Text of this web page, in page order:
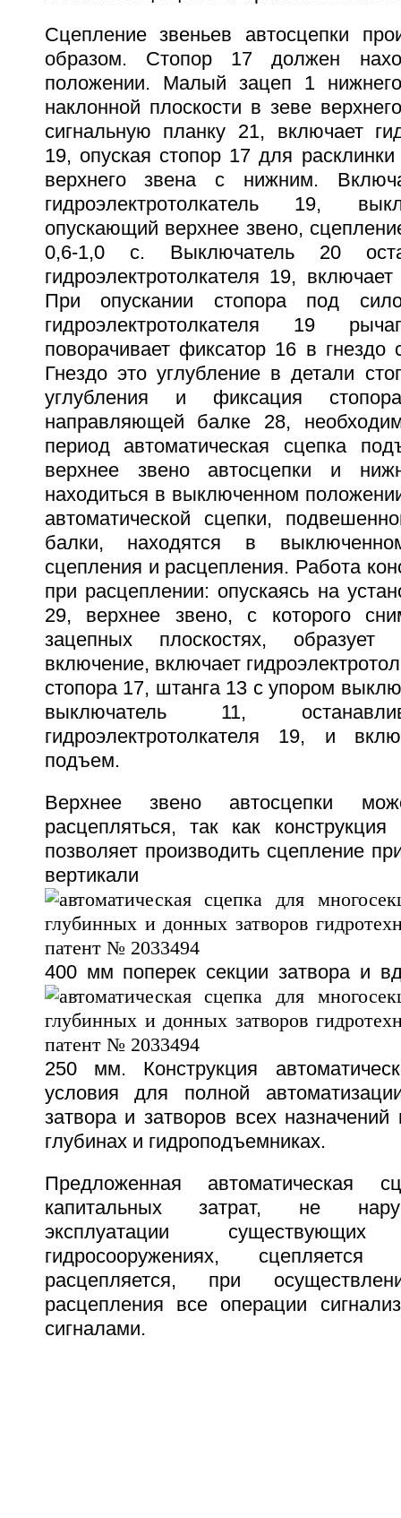
Сцепление звеньев автосцепки
образом. Стопор 17 должен
положении. Малый зацеп 1
наклонной плоскости в зеве
сигнальную планку 21, включает
19, опуская стопор 17 для
верхнего звена с нижним.
гидроэлектротолкатель 19,
опускающий верхнее звено,
0,6-1,0 с. Выключатель 20
гидроэлектротолкателя 19,
При опускании стопора под
гидроэлектротолкателя 19
поворачивает фиксатор 16 в гнездо
Гнездо это углубление в детали
углубления и фиксация
направляющей балке 28,
период автоматическая сцепка
верхнее звено автосцепки и
находиться в выключенном
автоматической сцепки,
балки, находятся в
сцепления и расцепления. Работа
при расцеплении: опускаясь на
29, верхнее звено, с которого
зацепных плоскостях,
включение, включает
стопора 17, штанга 13 с упором
выключатель 11,
гидроэлектротолкателя 19, и
подъем.
Верхнее звено автосцепки
расцепляться, так как
позволяет производить сцепление
вертикали
400 мм поперек секции затвора и
250 мм. Конструкция
условия для полной
затвора и затворов всех
глубинах и гидроподъемниках.
Предложенная автоматическая
капитальных затрат, не
эксплуатации
гидросооружениях,
расцепляется, при
расцепления все операции
сигналами.